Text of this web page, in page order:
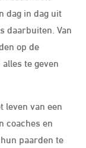
dag in dag uit
daarbuiten. Van
op de
te geven
leven van een
coaches en
paarden te